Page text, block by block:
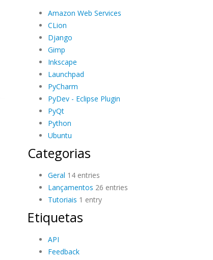
Amazon Web Services
CLion
Django
Gimp
Inkscape
Launchpad
PyCharm
PyDev - Eclipse Plugin
PyQt
Python
Ubuntu
Categorias
Geral 14 entries
Lançamentos 26 entries
Tutoriais 1 entry
Etiquetas
API
Feedback